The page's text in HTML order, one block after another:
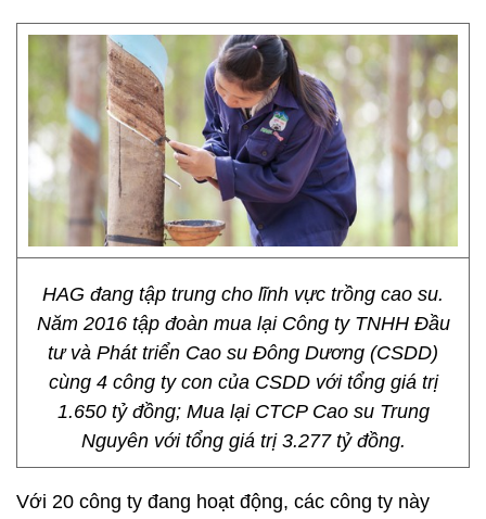
HAG đang tập trung cho lĩnh vực trồng cao su.
Năm 2016 tập đoàn mua lại Công ty TNHH Đầu
tư và Phát triển Cao su Đông Dương (CSDD)
cùng 4 công ty con của CSDD với tổng giá trị
1.650 tỷ đồng; Mua lại CTCP Cao su Trung
Nguyên với tổng giá trị 3.277 tỷ đồng.
Với 20 công ty đang hoạt động, các công ty này